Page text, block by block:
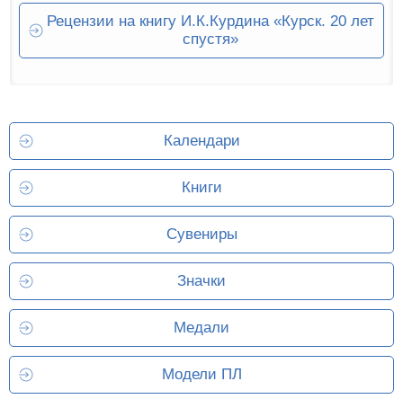
Рецензии на книгу И.К.Курдина «Курск. 20 лет
спустя»
Календари
Книги
Сувениры
Значки
Медали
Модели ПЛ